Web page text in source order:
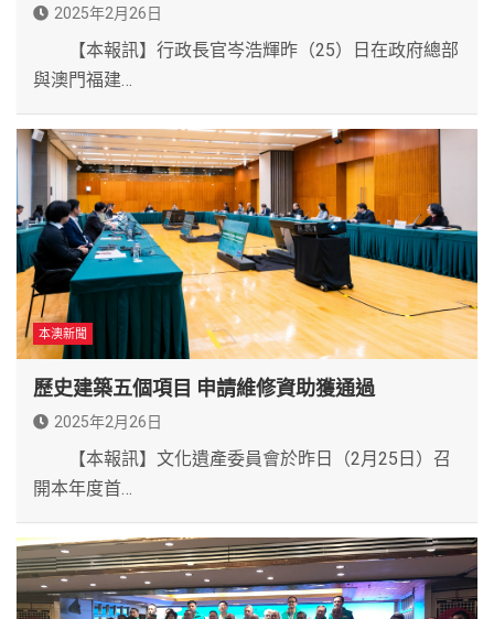
2025年2月26日
【本報訊】行政長官岑浩輝昨（25）日在政府總部
與澳門福建…
本澳新聞
歷史建築五個項目 申請維修資助獲通過
2025年2月26日
【本報訊】文化遺產委員會於昨日（2月25日）召
開本年度首…